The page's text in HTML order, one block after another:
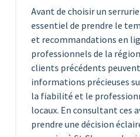
Avant de choisir un
essentiel de prendre le
et recommandations en
professionnels de la
clients précédents
informations précieuses
la fiabilité et le
locaux. En consultant ces
prendre une décision